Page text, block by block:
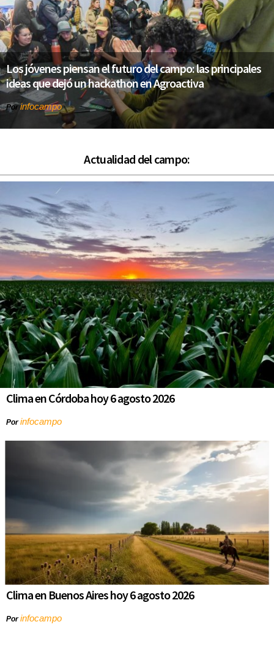
Los jóvenes piensan el futuro del campo: las principales
ideas que dejó un hackathon en Agroactiva
Porinfocampo
Actualidad del campo:
Clima en Córdoba hoy 6 agosto 2026
Porinfocampo
Clima en Buenos Aires hoy 6 agosto 2026
Porinfocampo